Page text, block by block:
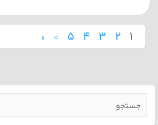
1
2
3
4
5
›
»